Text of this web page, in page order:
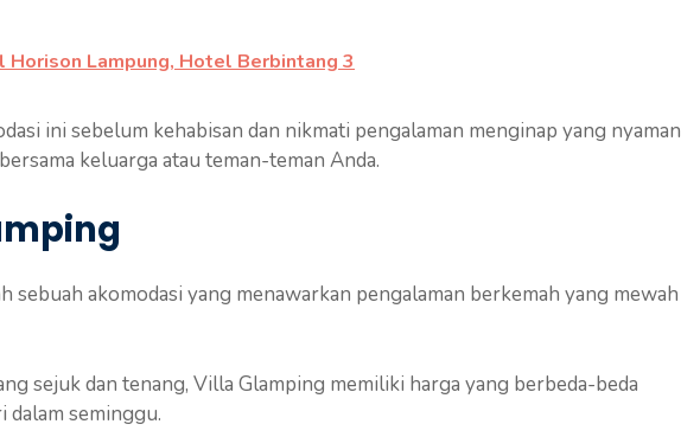
Horison Lampung, Hotel Berbintang 3
ini sebelum kehabisan dan nikmati pengalaman menginap yang nyaman
keluarga atau teman-teman Anda.
sebuah akomodasi yang menawarkan pengalaman berkemah yang mewah
sejuk dan tenang, Villa Glamping memiliki harga yang berbeda-beda
dalam seminggu.